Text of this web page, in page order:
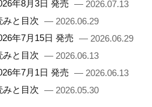
年8月3日 発売 — 2026.07.13
みと目次 — 2026.06.29
年7月15日 発売 — 2026.06.29
みと目次 — 2026.06.13
年7月1日 発売 — 2026.06.13
みと目次 — 2026.05.30